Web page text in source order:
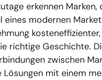
erkennen
modernen
richtige Geschichte.
zwischen
mit einem